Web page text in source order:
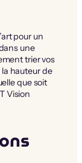
pour un
une
trier vos
hauteur de
que soit
Vision